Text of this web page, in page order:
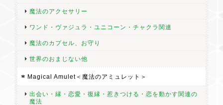
魔法のアクセサリー
ワンド・ヴァジュラ・ユニコーン・チャクラ関連
魔法のカプセル、お守り
世界のおまじない他
Magical Amulet＜魔法のアミュレット＞
出会い・縁・恋愛・復縁・惹きつける・恋を動かす関連の
魔法